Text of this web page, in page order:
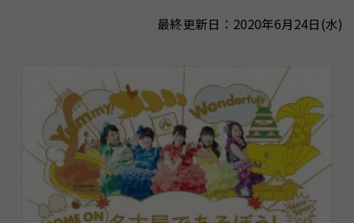
最終更新日：2020年6月24日(水)